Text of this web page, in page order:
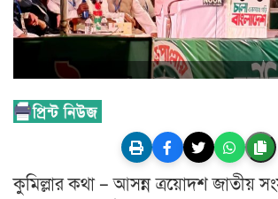
কুমিল্লার কথা – আসন্ন ত্রয়োদশ জাতীয়